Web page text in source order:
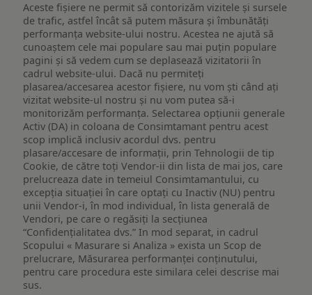
Aceste fișiere ne permit să contorizăm vizitele și sursele
de trafic, astfel încât să putem măsura și îmbunătăți
performanța website-ului nostru. Acestea ne ajută să
cunoaștem cele mai populare sau mai puțin populare
pagini și să vedem cum se deplasează vizitatorii în
cadrul website-ului. Dacă nu permiteți
plasarea/accesarea acestor fișiere, nu vom ști când ați
vizitat website-ul nostru și nu vom putea să-i
monitorizăm performanța. Selectarea opțiunii generale
Activ (DA) in coloana de Consimtamant pentru acest
scop implică inclusiv acordul dvs. pentru
plasare/accesare de informații, prin Tehnologii de tip
Cookie, de către toți Vendor-ii din lista de mai jos, care
prelucreaza date in temeiul Consimtamantului, cu
excepția situației în care optați cu Inactiv (NU) pentru
unii Vendor-i, în mod individual, în lista generală de
Vendori, pe care o regăsiți la secțiunea
“Confidențialitatea dvs.” In mod separat, in cadrul
Scopului « Masurare si Analiza » exista un Scop de
prelucrare, Măsurarea performanței conținutului,
pentru care procedura este similara celei descrise mai
sus.